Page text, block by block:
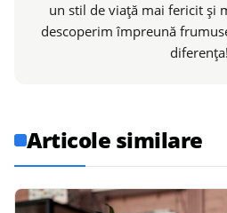
un stil de viață mai fericit și
descoperim împreună
diferența!
Articole similare